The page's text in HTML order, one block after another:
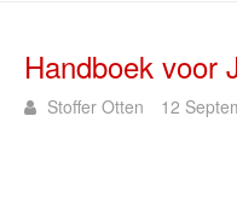
Handboek voor
Stoffer Otten 12